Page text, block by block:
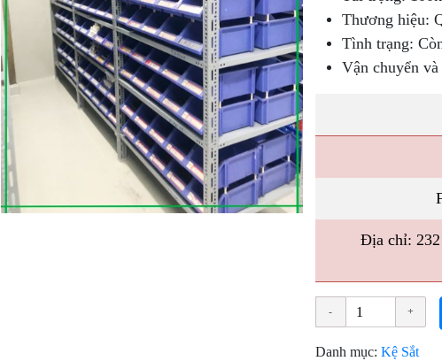
Thương hiệu:
Tình trạng:
Vận chuyển
Địa chỉ: 232
Danh mục: Kệ Sắt